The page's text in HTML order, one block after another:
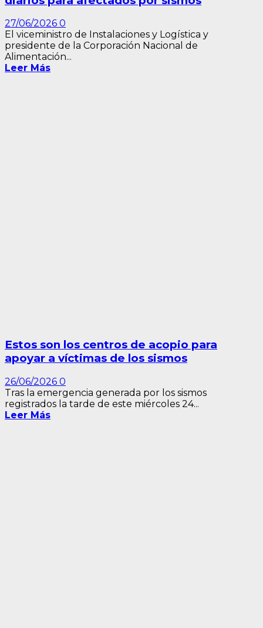
27/06/2026 0
El viceministro de Instalaciones y Logística y
presidente de la Corporación Nacional de
Alimentación...
Leer Más
Estos son los centros de acopio para
apoyar a víctimas de los sismos
26/06/2026 0
Tras la emergencia generada por los sismos
registrados la tarde de este miércoles 24...
Leer Más